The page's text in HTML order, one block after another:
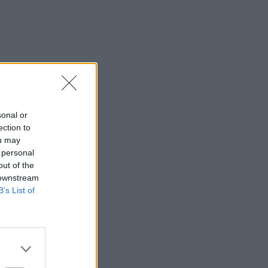
or
to
may
of the
List of